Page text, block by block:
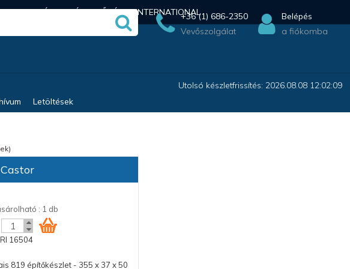
KERESÉS ELÉRHETŐSÉG INTERNATIONAL+36 (1) 686-2350
Vevőszolgálat
Belépés
a fiókomba
Utolsó készletfrissítés: 2026.08.08 12:02:09
Letöltések
: 1 db
16504
819 építőkészlet - 355 x 37 x 50